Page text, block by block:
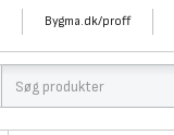
Bygma.dk/proff